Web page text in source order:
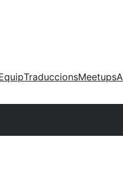
TraduccionsMeetups